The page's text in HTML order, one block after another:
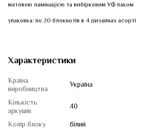
матовою ламінацією та вибірковим УФ лаком
упаковка: по 20 блокнотів в 4 дизайнах асорті
Характеристики
Країна
виробництва
Україна
Кількість
аркушів
40
Колір блоку
білий